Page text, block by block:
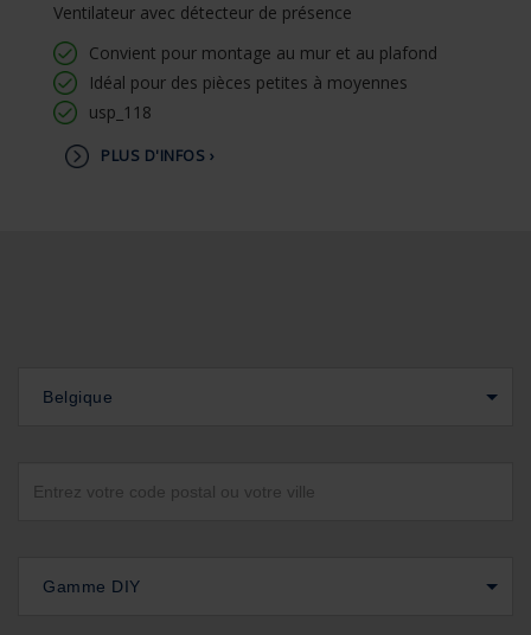
Ventilateur avec détecteur de présence
Convient pour montage au mur et au plafond
Idéal pour des pièces petites à moyennes
usp_118
PLUS D'INFOS ›
Belgique
Gamme DIY